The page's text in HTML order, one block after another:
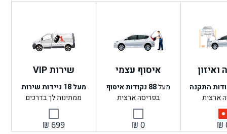
התקנה
ארצית
₪
איסוף עצמי
מעל88 נקודות איסוף
בפריסה ארצית
₪ 0
שירות VIP
מעל 18 ניידות שירות
ממתינות לך בדרכים
₪ 699